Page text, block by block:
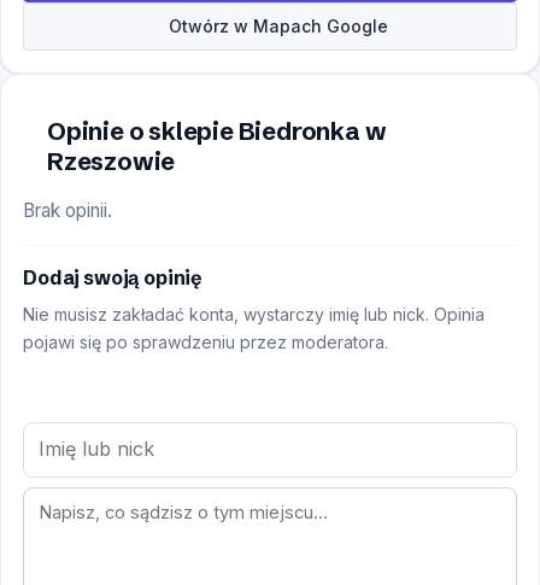
Otwórz w Mapach Google
Opinie o sklepie Biedronka w
Rzeszowie
Brak opinii.
Dodaj swoją opinię
Nie musisz zakładać konta, wystarczy imię lub nick. Opinia
pojawi się po sprawdzeniu przez moderatora.